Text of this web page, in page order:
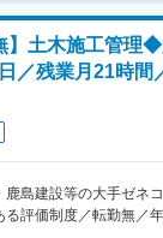
】土木施工管理
／残業月21時間
島建設等の大手ゼネ
る評価制度／転勤無／